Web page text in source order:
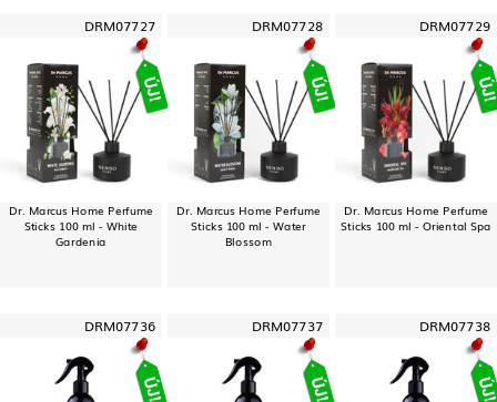
DRM07727
Dr. Marcus Home Perfume
Sticks 100 ml - White
Gardenia
DRM07728
Dr. Marcus Home Perfume
Sticks 100 ml - Water
Blossom
DRM07729
Dr. Marcus Home Perfume
Sticks 100 ml - Oriental Spa
DRM07736 DRM07737 DRM07738